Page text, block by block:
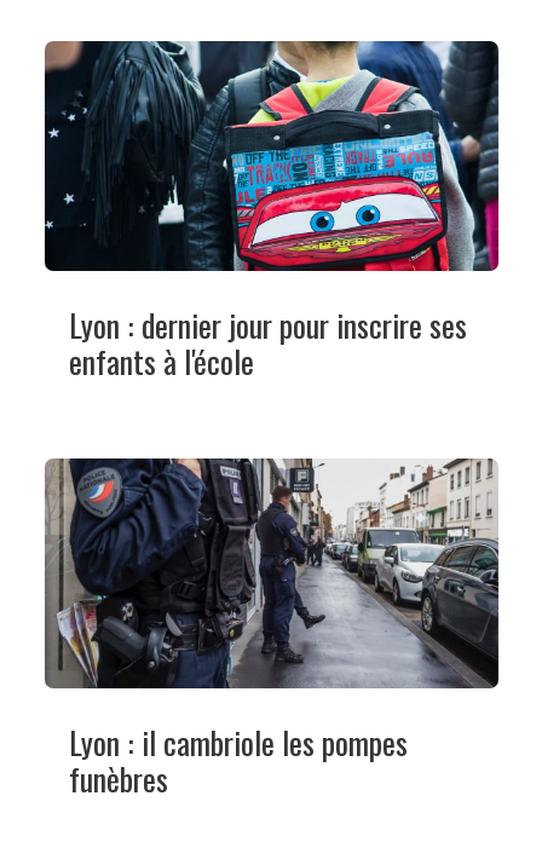
Lyon : dernier jour pour inscrire ses
enfants à l'école
Lyon : il cambriole les pompes
funèbres